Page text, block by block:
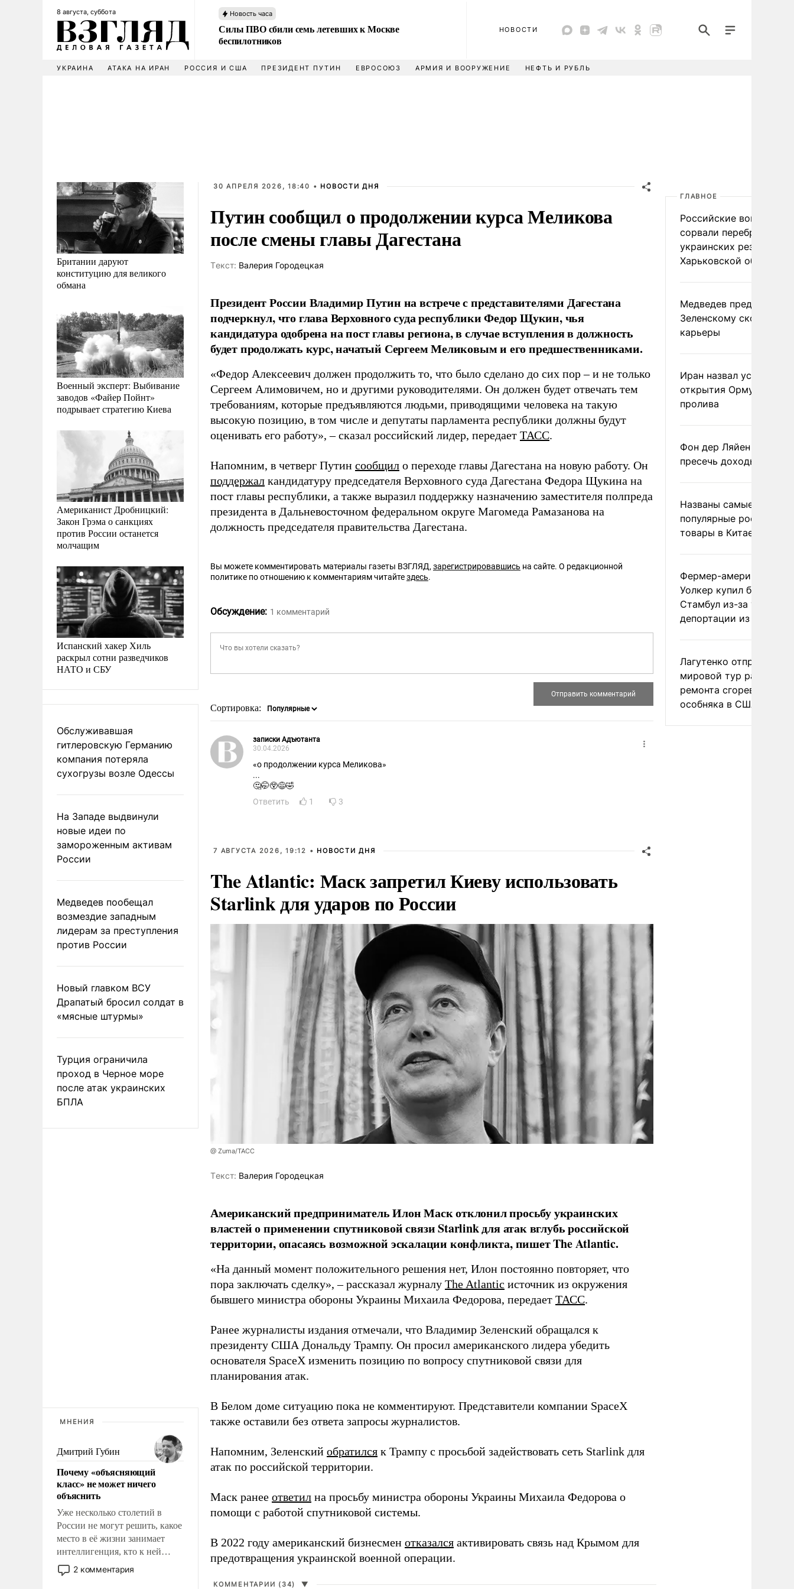
8 августа, суббота Новость часа
Силы ПВО сбили семь летевших к Москве
беспилотников
НОВОСТИ
УКРАИНА АТАКА НА ИРАН РОССИЯ И США ПРЕЗИДЕНТ ПУТИН ЕВРОСОЮЗ АРМИЯ И ВООРУЖЕНИЕ НЕФТЬ И РУБЛЬ
Британии даруют
конституцию для великого
обмана
Военный эксперт: Выбивание
заводов «Файер Пойнт»
подрывает стратегию Киева
Американист Дробницкий:
Закон Грэма о санкциях
против России останется
молчащим
Испанский хакер Хиль
раскрыл сотни разведчиков
НАТО и СБУ
Обслуживавшая
гитлеровскую Германию
компания потеряла
сухогрузы возле Одессы
На Западе выдвинули
новые идеи по
замороженным активам
России
Медведев пообещал
возмездие западным
лидерам за преступления
против России
Новый главком ВСУ
Драпатый бросил солдат в
«мясные штурмы»
Турция ограничила
проход в Черное море
после атак украинских
БПЛА
МНЕНИЯ
Дмитрий Губин
Почему «объясняющий
класс» не может ничего
объяснить
Уже несколько столетий в
России не могут решить, какое
место в её жизни занимает
интеллигенция, кто к ней
принадлежит, а кого из неё
исключили с правом
2 комментария
30 АПРЕЛЯ 2026, 18:40 • НОВОСТИ ДНЯ
Путин сообщил о продолжении курса Меликова
после смены главы Дагестана
Tекст: Валерия Городецкая
Президент России Владимир Путин на встрече с представителями Дагестана
подчеркнул, что глава Верховного суда республики Федор Щукин, чья
кандидатура одобрена на пост главы региона, в случае вступления в должность
будет продолжать курс, начатый Сергеем Меликовым и его предшественниками.
«Федор Алексеевич должен продолжить то, что было сделано до сих пор – и не только
Сергеем Алимовичем, но и другими руководителями. Он должен будет отвечать тем
требованиям, которые предъявляются людьми, приводящими человека на такую
высокую позицию, в том числе и депутаты парламента республики должны будут
оценивать его работу», – сказал российский лидер, передает ТАСС.
Напомним, в четверг Путин сообщил о переходе главы Дагестана на новую работу. Он
поддержал кандидатуру председателя Верховного суда Дагестана Федора Щукина на
пост главы республики, а также выразил поддержку назначению заместителя полпреда
президента в Дальневосточном федеральном округе Магомеда Рамазанова на
должность председателя правительства Дагестана.
Вы можете комментировать материалы газеты ВЗГЛЯД, зарегистрировавшись на сайте. О редакционной
политике по отношению к комментариям читайтездесь.
Обсуждение: 1 комментарий
Сортировка:
записки Адъютанта
30.04.2026
«о продолжении курса Меликова»
...
🤔🤭😲😅🤣
Ответить
1 3
7 АВГУСТА 2026, 19:12 • НОВОСТИ ДНЯ
The Atlantic: Маск запретил Киеву использовать
Starlink для ударов по России
@ Zuma/ТАСС
Tекст: Валерия Городецкая
Американский предприниматель Илон Маск отклонил просьбу украинских
властей о применении спутниковой связи Starlink для атак вглубь российской
территории, опасаясь возможной эскалации конфликта, пишет The Atlantic.
«На данный момент положительного решения нет, Илон постоянно повторяет, что
пора заключать сделку», – рассказал журналу The Atlantic источник из окружения
бывшего министра обороны Украины Михаила Федорова, передает ТАСС.
Ранее журналисты издания отмечали, что Владимир Зеленский обращался к
президенту США Дональду Трампу. Он просил американского лидера убедить
основателя SpaceX изменить позицию по вопросу спутниковой связи для
планирования атак.
В Белом доме ситуацию пока не комментируют. Представители компании SpaceX
также оставили без ответа запросы журналистов.
Напомним, Зеленский обратился к Трампу с просьбой задействовать сеть Starlink для
атак по российской территории.
Маск ранее ответил на просьбу министра обороны Украины Михаила Федорова о
помощи с работой спутниковой системы.
В 2022 году американский бизнесмен отказался активировать связь над Крымом для
предотвращения украинской военной операции.
КОММЕНТАРИИ (34) ▼
ГЛАВНОЕ
Российские войска
сорвали переброску
украинских резервов в
Харьковской области
Медведев предрек
Зеленскому скорый
карьеры
Иран назвал условие
открытия Ормузского
пролива
Фон дер Ляйен
пресечь доходы России
Названы самые
популярные российские
товары в Китае
Фермер-американец
Уолкер купил билет в
Стамбул из-за угрозы
депортации из России
Лагутенко отправился в
мировой тур ради
ремонта сгоревшего
особняка в США